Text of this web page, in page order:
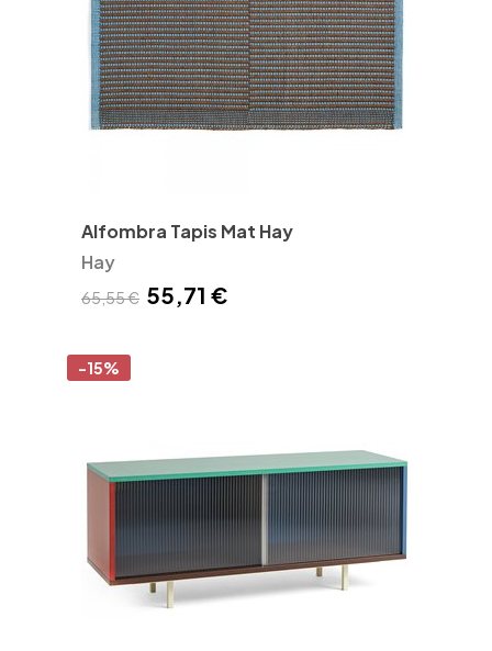
Alfombra Tapis Mat Hay
Hay
65,55 € 55,71 €
-15%